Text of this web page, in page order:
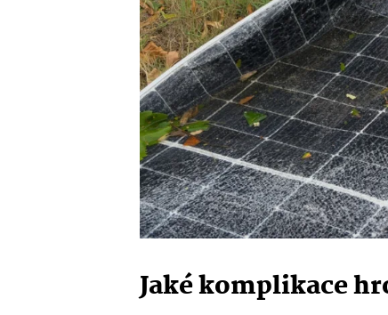
Jaké komplikace